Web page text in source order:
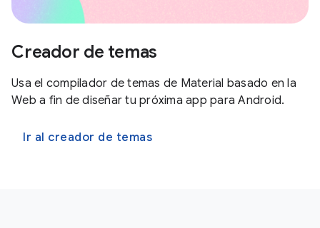
Creador de temas
Usa el compilador de temas de Material basado en la
Web a fin de diseñar tu próxima app para Android.
Ir al creador de temas